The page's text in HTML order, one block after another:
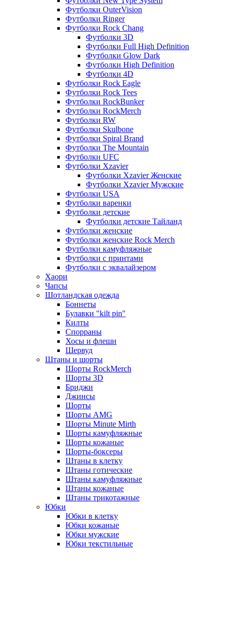
Футболки OuterVision
Футболки Ringer
Футболки Rock Chang
Футболки 3D
Футболки Full High Definition
Футболки Glow Dark
Футболки High Definition
Футболки 4D
Футболки Rock Eagle
Футболки Rock Tees
Футболки RockBunker
Футболки RockMerch
Футболки RW
Футболки Skulbone
Футболки Spiral Brand
Футболки The Mountain
Футболки UFC
Футболки Xzavier
Футболки Xzavier Женские
Футболки Xzavier Мужские
Футболки USA
Футболки варенки
Футболки детские
Футболки детские Тайланд
Футболки женские
Футболки женские Rock Merch
Футболки камуфляжные
Футболки с принтами
Футболки с эквалайзером
Хаори
Чапсы
Шотландская одежда
Боннеты
Булавки "kilt pin"
Килты
Спорраны
Хосы и флеши
Шервуд
Штаны и шорты
Шорты RockMerch
Шорты 3D
Бриджи
Джинсы
Шорты
Шорты AMG
Шорты Minute Mirth
Шорты камуфляжные
Шорты кожаные
Шорты-боксеры
Штаны в клетку
Штаны готические
Штаны камуфляжные
Штаны кожаные
Штаны трикотажные
Юбки
Юбки в клетку
Юбки кожаные
Юбки мужские
Юбки текстильные